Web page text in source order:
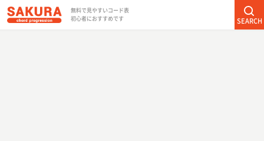
無料で見やすいコード表
初心者におすすめです
SEARCH